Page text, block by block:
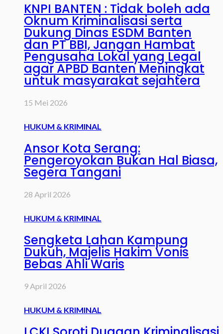
KNPI BANTEN : Tidak boleh ada
Oknum Kriminalisasi serta
Dukung Dinas ESDM Banten
dan PT BBI, Jangan Hambat
Pengusaha Lokal yang Legal
agar APBD Banten Meningkat
untuk masyarakat sejahtera
15 Mei 2026
HUKUM & KRIMINAL
Ansor Kota Serang:
Pengeroyokan Bukan Hal Biasa,
Segera Tangani
28 April 2026
HUKUM & KRIMINAL
Sengketa Lahan Kampung
Dukuh, Majelis Hakim Vonis
Bebas Ahli Waris
9 April 2026
HUKUM & KRIMINAL